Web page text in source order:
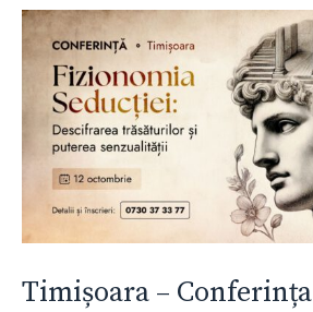
Timișoara – Conferința